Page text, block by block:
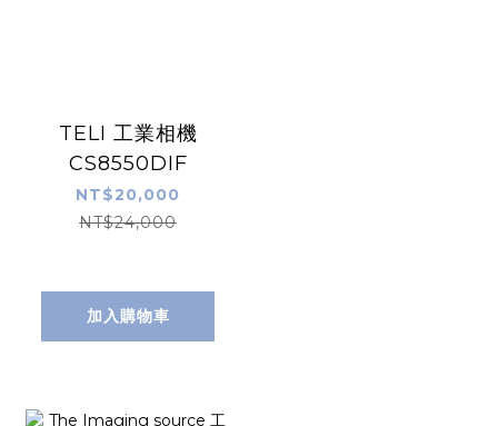
TELI 工業相機
CS8550DIF
NT$20,000
NT$24,000
加入購物車